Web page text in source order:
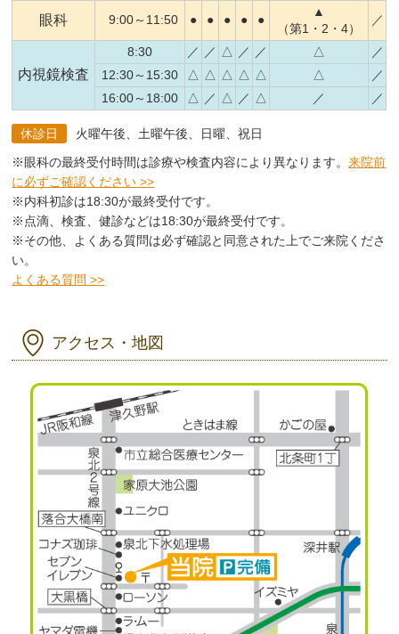
眼科 9:00～11:50 ● ● ● ● ●
▲
（第1・2・4）
／
内視鏡検査
8:30 ／ ／ △ ／ ／ △
／
12:30～15:30
△ △ △ △ △ △
／
16:00～18:00
△ ／ △ ／ △ ／ ／
休診日
火曜午後、土曜午後、日曜、祝日
※眼科の最終受付時間は診療や検査内容により異なります。来院前
に必ずご確認ください >>
※内科初診は18:30が最終受付です。
※点滴、検査、健診などは18:30が最終受付です。
※その他、よくある質問は必ず確認と同意された上でご来院くださ
い。
よくある質問 >>
アクセス・地図